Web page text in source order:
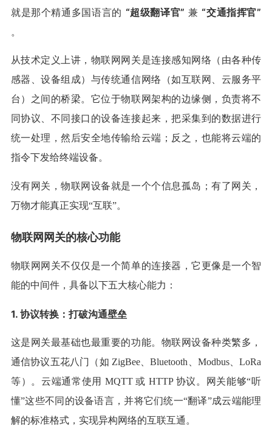
就是那个精通多国语言的 “超级翻译官” 兼“交通指挥官”
。
从技术定义上讲，物联网网关是连接感知网络（由各种传
感器、设备组成）与传统通信网络（如互联网、云服务平
台）之间的桥梁。它位于物联网架构的边缘侧，负责将不
同协议、不同接口的设备连接起来，把采集到的数据进行
统一处理，然后安全地传输给云端；反之，也能将云端的
指令下发给终端设备。
没有网关，物联网设备就是一个个信息孤岛；有了网关，
万物才能真正实现“互联”。
物联网网关的核心功能
物联网网关不仅仅是一个简单的连接器，它更像是一个智
能的中间件，具备以下五大核心能力：
1. 协议转换：打破沟通壁垒
这是网关最基础也最重要的功能。物联网设备种类繁多，
通信协议五花八门（如 ZigBee、Bluetooth、Modbus、LoRa
等）。云端通常使用 MQTT 或 HTTP 协议。网关能够“听
懂”这些不同的设备语言，并将它们统一“翻译”成云端能理
解的标准格式，实现异构网络的互联互通。